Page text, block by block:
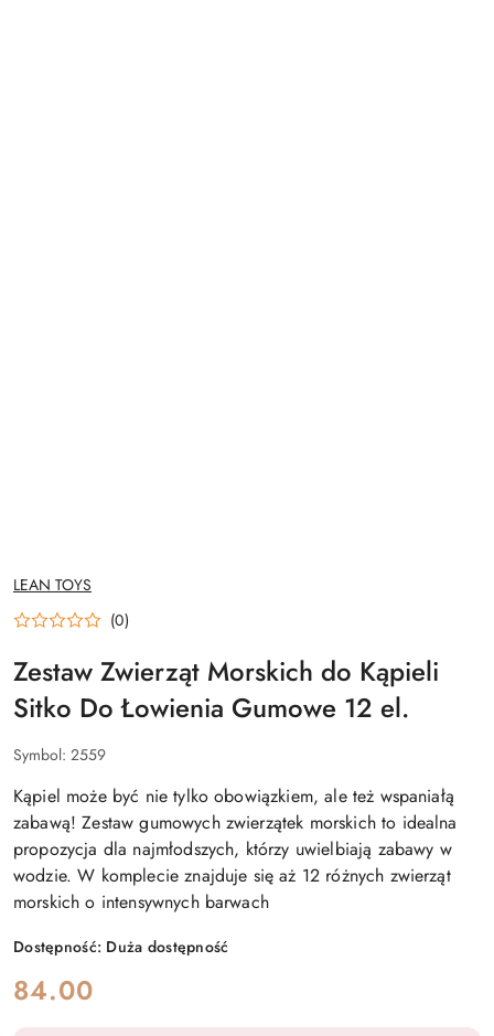
NAZWA
PRODUCENTA:
LEAN TOYS
(0)
Zestaw Zwierząt Morskich do Kąpieli
Sitko Do Łowienia Gumowe 12 el.
Symbol: 2559
Kąpiel może być nie tylko obowiązkiem, ale też wspaniałą
zabawą! Zestaw gumowych zwierzątek morskich to idealna
propozycja dla najmłodszych, którzy uwielbiają zabawy w
wodzie. W komplecie znajduje się aż 12 różnych zwierząt
morskich o intensywnych barwach
Dostępność: Duża dostępność
cena:
84.00